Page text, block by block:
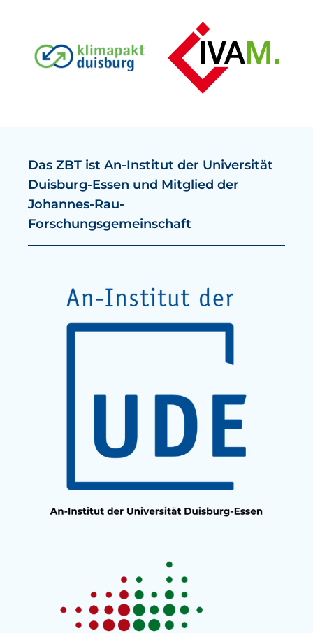
Das ZBT ist An-Institut der Universität
Duisburg-Essen und Mitglied der
Johannes-Rau-
Forschungsgemeinschaft